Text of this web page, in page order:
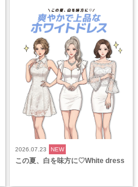
2026.07.23 NEW
この夏、白を味方に♡White dress